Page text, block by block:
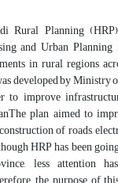
Rural Planning
and Urban
in rural regions
developed by Ministry
to improve
plan aimed to
of roads,
HRP has been
less attention